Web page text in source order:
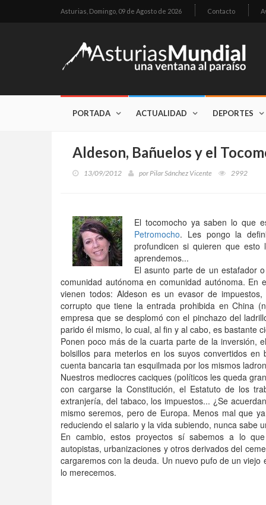
Asturias, Domingo, 09 de Agosto de 2026 Contacto
PORTADA ACTUALIDAD DEPORTES
Aldeson, Bañuelos y el
13/09/2012 porPilar Sánchez Vicente 2992
El tocomocho ya saben lo que
Petromocho. Les pongo la
profundicen si quieren que
aprendemos...
El asunto parte de un estafador
comunidad autónoma en comunidad autónoma.
vienen todos: Aldeson es un evasor de
corrupto que tiene la entrada prohibida en
empresa que se desplomó con el pinchazo del
parido él mismo, lo cual, al fin y al cabo, es bastante
Ponen poco más de la cuarta parte de la inversión,
bolsillos para meterlos en los suyos convertidos
cuenta bancaria tan esquilmada por los mismos
Nuestros mediocres caciques (políticos les queda
con cargarse la Constitución, el Estatuto de los
extranjería, del tabaco, los impuestos... ¿Se
mismo seremos, pero de Europa. Menos mal que
reduciendo el salario y la vida subiendo, nunca sabe
En cambio, estos proyectos sí sabemos a lo
autopistas, urbanizaciones y otros derivados del
cargaremos con la deuda. Un nuevo pufo de un
lo merecemos.